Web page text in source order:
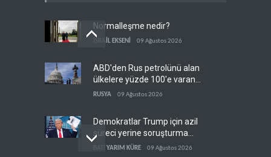
Normalleşme nedir?
İSRAİL EKSENİ 09 Ağustos 2026
ABD'den Rus petrolünü alan
ülkelere yüzde 100'e varan
gümrük vergisi
RUSYA 09 Ağustos 2026
Demokratlar Trump için azil
süreci yerine soruşturma
hazırlıyor
BATI YARIM KÜRE 09 Ağustos 2026